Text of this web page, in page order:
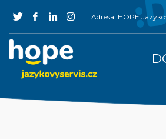
Adresa: HOPE